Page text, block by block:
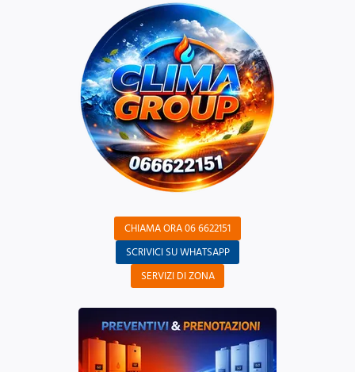
CHIAMA ORA 06 6622151
SCRIVICI SU WHATSAPP
SERVIZI DI ZONA